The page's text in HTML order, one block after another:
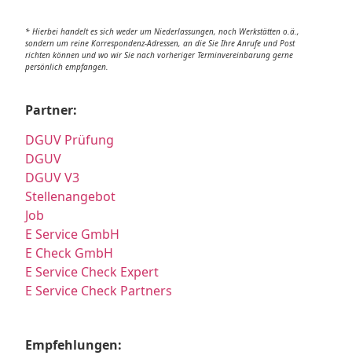
* Hierbei handelt es sich weder um Niederlassungen, noch Werkstätten o.ä.,
sondern um reine Korrespondenz-Adressen, an die Sie Ihre Anrufe und Post
richten können und wo wir Sie nach vorheriger Terminvereinbarung gerne
persönlich empfangen.
Partner:
DGUV Prüfung
DGUV
DGUV V3
Stellenangebot
Job
E Service GmbH
E Check GmbH
E Service Check Expert
E Service Check Partners
Empfehlungen: